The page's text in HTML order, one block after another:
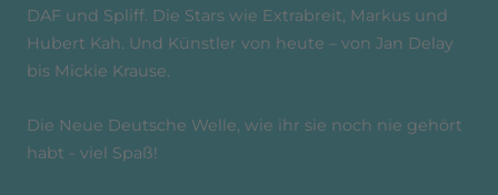
DAF und Spliff. Die Stars wie Extrabreit, Markus und
Hubert Kah. Und Künstler von heute – von Jan Delay
bis Mickie Krause.
Die Neue Deutsche Welle, wie ihr sie noch nie gehört
habt - viel Spaß!